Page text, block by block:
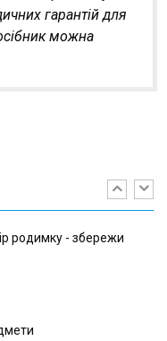
гарантій для
можна
родимку - збережи